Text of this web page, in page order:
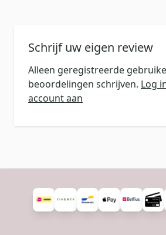
Schrijf uw eigen review
Alleen geregistreerde
beoordelingen schrijven. Log
account aan